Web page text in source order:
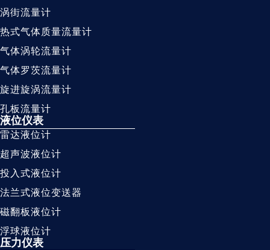
涡街流量计
热式气体质量流量计
气体涡轮流量计
气体罗茨流量计
旋进旋涡流量计
孔板流量计
液位仪表
雷达液位计
超声波液位计
投入式液位计
法兰式液位变送器
磁翻板液位计
浮球液位计
压力仪表